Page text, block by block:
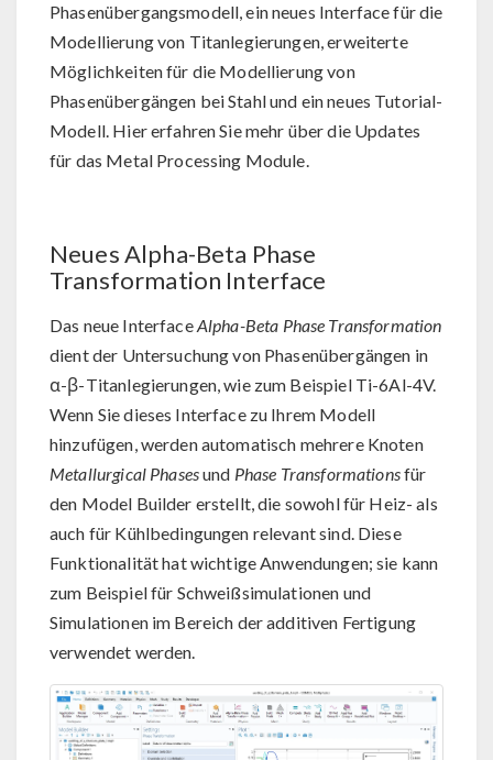
Phasenübergangsmodell, ein neues Interface für die
Modellierung von Titanlegierungen, erweiterte
Möglichkeiten für die Modellierung von
Phasenübergängen bei Stahl und ein neues Tutorial-
Modell. Hier erfahren Sie mehr über die Updates
für das Metal Processing Module.
Neues Alpha-Beta Phase
Transformation Interface
Das neue InterfaceAlpha-Beta Phase Transformation
dient der Untersuchung von Phasenübergängen in
α-β-Titanlegierungen, wie zum Beispiel Ti-6Al-4V.
Wenn Sie dieses Interface zu Ihrem Modell
hinzufügen, werden automatisch mehrere Knoten
Metallurgical Phasesund Phase Transformationsfür
den Model Builder erstellt, die sowohl für Heiz- als
auch für Kühlbedingungen relevant sind. Diese
Funktionalität hat wichtige Anwendungen; sie kann
zum Beispiel für Schweißsimulationen und
Simulationen im Bereich der additiven Fertigung
verwendet werden.